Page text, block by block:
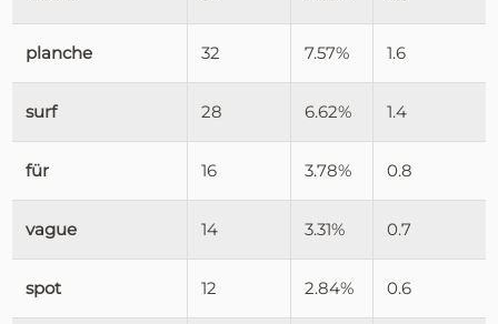
planche 32 7.57% 1.6
surf 28 6.62% 1.4
für 16 3.78% 0.8
vague 14 3.31% 0.7
spot 12 2.84% 0.6